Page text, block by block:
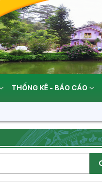
THỐNG KÊ - BÁO CÁO